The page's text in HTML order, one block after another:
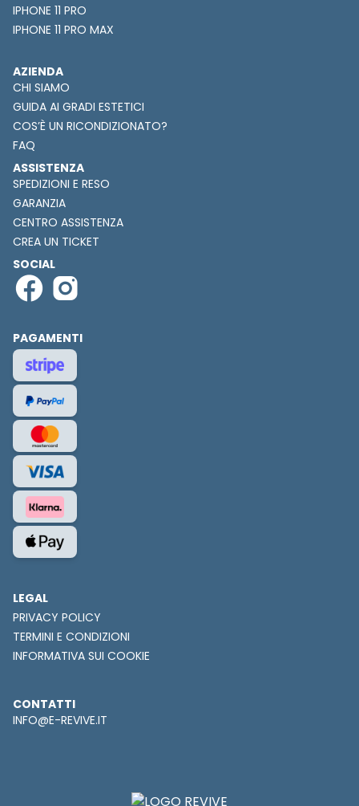
IPHONE 11 PRO
IPHONE 11 PRO MAX
AZIENDA
CHI SIAMO
GUIDA AI GRADI ESTETICI
COS’È UN RICONDIZIONATO?
FAQ
ASSISTENZA
SPEDIZIONI E RESO
GARANZIA
CENTRO ASSISTENZA
CREA UN TICKET
SOCIAL
PAGAMENTI
LEGAL
PRIVACY POLICY
TERMINI E CONDIZIONI
INFORMATIVA SUI COOKIE
CONTATTI
INFO@E-REVIVE.IT